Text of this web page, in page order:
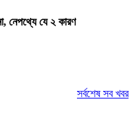
নেপথ্যে যে ২ কারণ
সর্বশেষ সব খবর